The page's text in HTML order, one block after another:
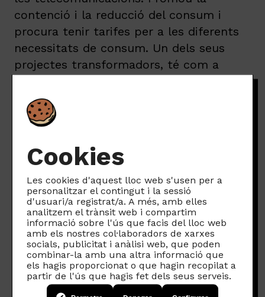
Cookies
Les cookies d'aquest lloc web s'usen per a
personalitzar el contingut i la sessió
d'usuari/a registrat/a. A més, amb elles
analitzem el trànsit web i compartim
informació sobre l'ús que facis del lloc web
amb els nostres col·laboradors de xarxes
socials, publicitat i anàlisi web, que poden
combinar-la amb una altra informació que
els hagis proporcionat o que hagin recopilat a
partir de l'ús que hagis fet dels seus serveis.
contenció i la reducció del consum i
procura tenir tarifes per a les diferents
necessitats de consum. Un dels seus
projectes transformadors, té com a
pantalles en la infància i l’adolescència.
D’altra banda,
també ha tingut impacte positiu en
l’ocupació: un total d’11 persones
treballen diàriament en aquesta aliança,
8 de les quals són noves contractacions
destinades a donar servei a les entitats i
empreses.
Un model amb
futur